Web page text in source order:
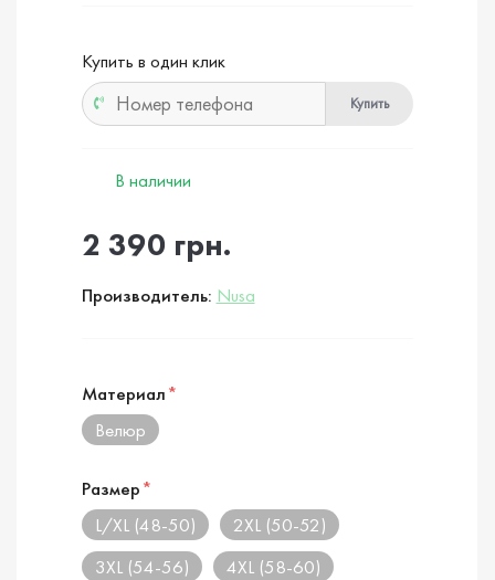
Купить в один клик
Купить
В наличии
2 390 грн.
Производитель: Nusa
Материал*
Велюр
Размер*
L/XL (48-50)
2XL (50-52)
3XL (54-56)
4XL (58-60)